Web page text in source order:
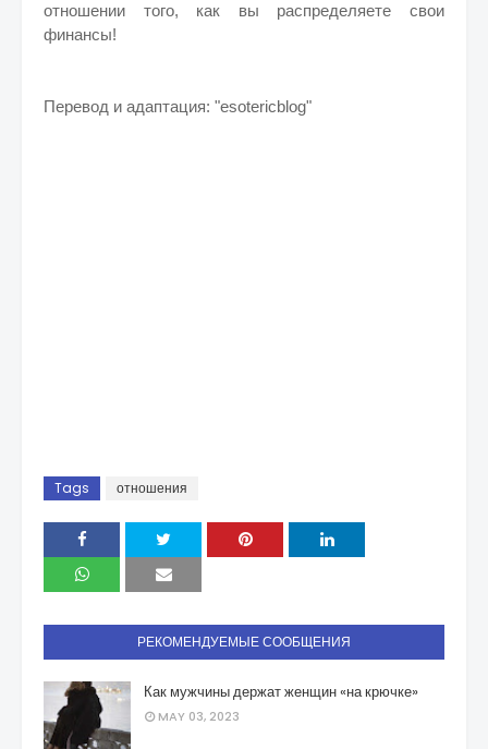
отношении того, как вы распределяете свои
финансы!
Перевод и адаптация: "esotericblog"
Tags отношения
РЕКОМЕНДУЕМЫЕ СООБЩЕНИЯ
Как мужчины держат женщин «на крючке»
MAY 03, 2023